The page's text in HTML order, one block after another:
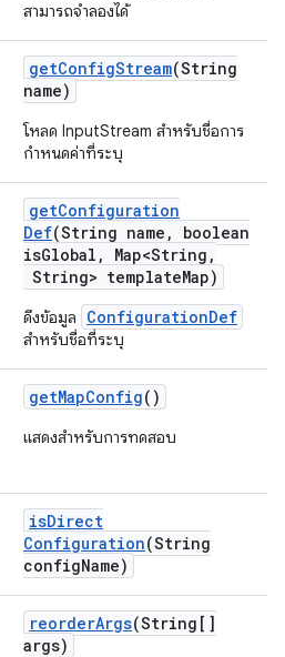
สามารถจำลองได้
getConfigStream(String
name)
โหลด InputStream สำหรับชื่อการ
กำหนดค่าที่ระบุ
getConfiguration
Def(String name ,
boolean
isGlobal , Map<String ,
String> templateMap)
ดึงข้อมูล ConfigurationDef
สำหรับชื่อที่ระบุ
getMapConfig()
แสดงสำหรับการทดสอบ
isDirect
Configuration(String
configName)
reorderArgs(String[]
args)